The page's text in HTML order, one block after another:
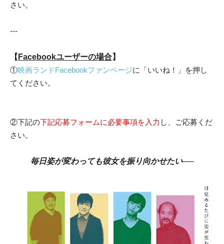
さい。
---
【 Facebookユーザーの場合】
①映画ランドFacebookファンページに「いいね！」を押し
てください。
②下記の下記応募フォームに必要事項を入力 し、ご応募くだ
さい。
毎日姿が変わっても彼女を振り向かせたい──